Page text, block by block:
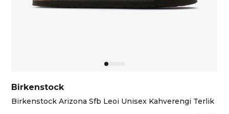
Birkenstock
Birkenstock Arizona Sfb Leoi Unisex Kahverengi Terlik